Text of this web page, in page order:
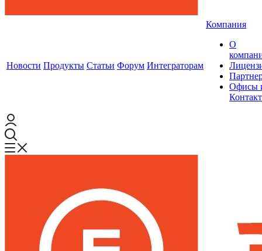
Новости Продукты Статьи Форум Интеграторам
Компания
О
Офисы